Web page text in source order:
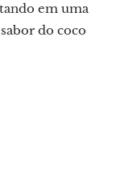
em uma
do coco